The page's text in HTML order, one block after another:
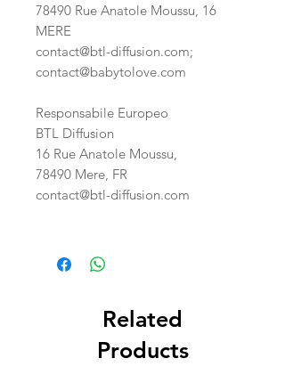
78490 Rue Anatole Moussu, 16
MERE
contact@btl-diffusion.com;
contact@babytolove.com
Responsabile Europeo
BTL Diffusion
16 Rue Anatole Moussu,
78490 Mere, FR
contact@btl-diffusion.com
Related
Products